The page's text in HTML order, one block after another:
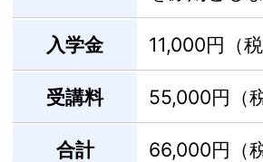
入学金 11,000円（
受講料 55,000円（
合計 66,000円（